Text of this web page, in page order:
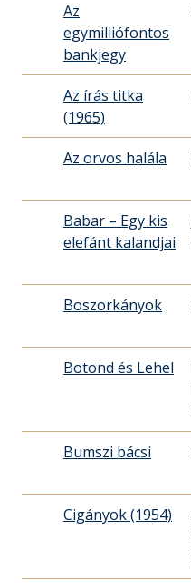
Az
egymilliófontos
bankjegy
Az írás titka
(1965)
Az orvos halála
Babar – Egy kis
elefánt kalandjai
Boszorkányok
Botond és Lehel
Bumszi bácsi
Cigányok (1954)